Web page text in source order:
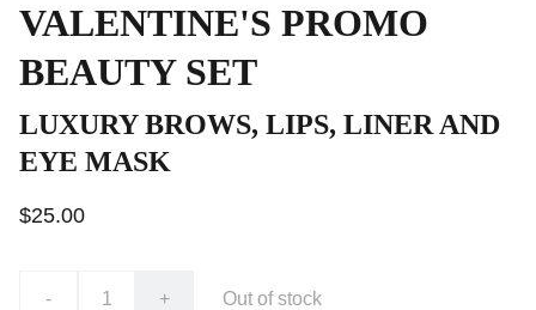
VALENTINE'S PROMO
BEAUTY SET
LUXURY BROWS, LIPS, LINER AND
EYE MASK
$25.00
- + Out of stock